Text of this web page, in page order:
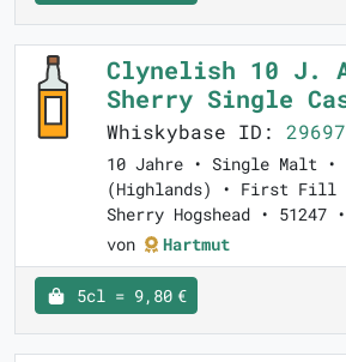
Clynelish 10 J.
Sherry Single
Whiskybase ID:
10 Jahre • Single Malt •
(Highlands) • First Fill
Sherry Hogshead • 51247
von
Hartmut
5cl = 9,80 €